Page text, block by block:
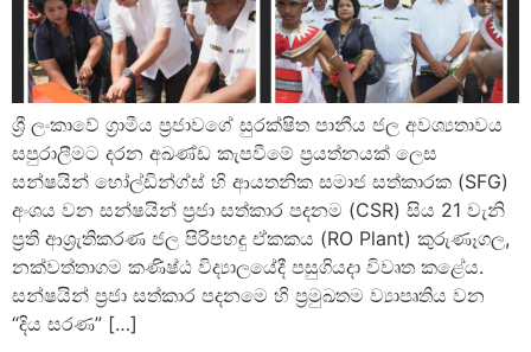
ශ්‍රී ලංකාවේ ග්‍රාමීය ප්‍රජාවගේ සුරක්ෂිත පානීය ජල අවශ්‍යතාවය
සපුරාලීමට දරන අඛණ්ඩ කැපවීමේ ප්‍රයත්නයක් ලෙස
සන්ෂයින් හෝල්ඩින්ග්ස් හි ආයතනික සමාජ සත්කාරක (SFG)
අංශය වන සන්ෂයින් ප්‍රජා සත්කාර පදනම (CSR) සිය 21 වැනි
ප්‍රති ආශ්‍රැතිකරණ ජල පිරිපහදු ඒකකය (RO Plant) කුරුණෑගල,
නක්වත්තාගම කණිෂ්ඨ විද්‍යාලයේදී පසුගියදා විවෘත කළේය.
සන්ෂයින් ප්‍රජා සත්කාර පදනමෙ හි ප්‍රමුඛතම ව්‍යාපෘතිය වන
“දිය සරණ” […]